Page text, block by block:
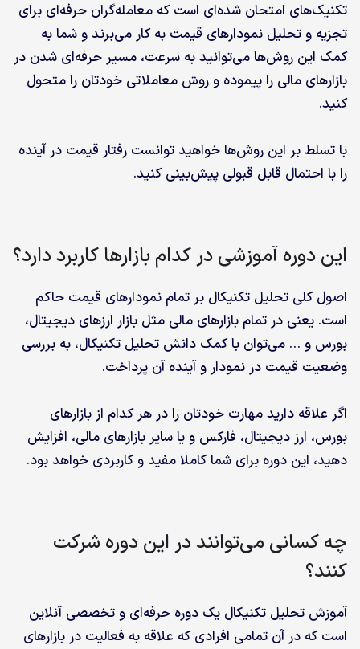
تکنیک‌های امتحان شده‌ای است که معامله‌گران حرفه‌ای برای
تجزیه و تحلیل نمودارهای قیمت به کار می‌برند و شما به
کمک این روش‌ها می‌توانید به سرعت، مسیر حرفه‌ای شدن در
بازارهای مالی را پیموده و روش معاملاتی خودتان را متحول
کنید.
با تسلط بر این روش‌ها خواهید توانست رفتار قیمت در آینده
را با احتمال قابل قبولی پیش‌بینی کنید.
این دوره آموزشی در کدام بازارها کاربرد دارد؟
اصول کلی تحلیل تکنیکال بر تمام نمودارهای قیمت حاکم
است. یعنی در تمام بازارهای مالی مثل بازار ارزهای دیجیتال،
بورس و … می‌توان با کمک دانش تحلیل تکنیکال، به بررسی
وضعیت قیمت در نمودار و آینده آن پرداخت.
اگر علاقه دارید مهارت خودتان را در هر کدام از بازارهای
بورس، ارز دیجیتال، فارکس و یا سایر بازارهای مالی، افزایش
دهید، این دوره برای شما کاملا مفید و کاربردی خواهد بود.
چه کسانی می‌توانند در این دوره شرکت
کنند؟
آموزش تحلیل تکنیکال یک دوره حرفه‌ای و تخصصی آنلاین
است که در آن تمامی افرادی که علاقه به فعالیت در بازارهای